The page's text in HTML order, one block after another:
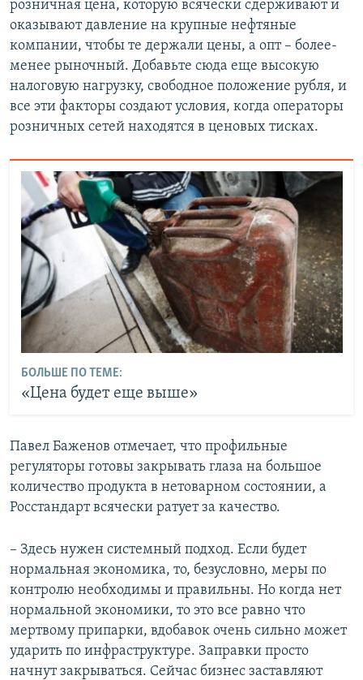
розничная цена, которую всячески сдерживают и
оказывают давление на крупные нефтяные
компании, чтобы те держали цены, а опт – более-
менее рыночный. Добавьте сюда еще высокую
налоговую нагрузку, свободное положение рубля, и
все эти факторы создают условия, когда операторы
розничных сетей находятся в ценовых тисках.
БОЛЬШЕ ПО ТЕМЕ:
«Цена будет еще выше»
Павел Баженов отмечает, что профильные
регуляторы готовы закрывать глаза на большое
количество продукта в нетоварном состоянии, а
Росстандарт всячески ратует за качество.
– Здесь нужен системный подход. Если будет
нормальная экономика, то, безусловно, меры по
контролю необходимы и правильны. Но когда нет
нормальной экономики, то это все равно что
мертвому припарки, вдобавок очень сильно может
ударить по инфраструктуре. Заправки просто
начнут закрываться. Сейчас бизнес заставляют